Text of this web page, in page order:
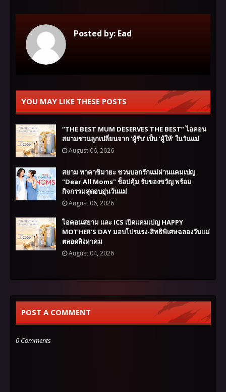
Posted by: Ead
YOU MAY LIKE THESE POSTS
“THE BEST MUM DESERVES THE BEST” ไอคอน
สยามชวนลูกเปลี่ยนจาก ‘ผู้รับ’ เป็น ‘ผู้ให้’ ในวันแม่
August 06, 2026
สยาม ทาคาชิมายะ ชวนบอกรักแม่ผ่านแคมเปญ
"Dear All Moms" ช็อปคุ้ม รับของขวัญ พร้อม
กิจกรรมสุดอบอุ่นวันแม่
August 06, 2026
ไอคอนสยาม และ ICS เปิดแคมเปญ HAPPY
MOTHER'S DAY มอบโปรแรง-สิทธิพิเศษฉลองวันแม่
ตลอดสิงหาคม
August 04, 2026
POST A COMMENT
0 Comments